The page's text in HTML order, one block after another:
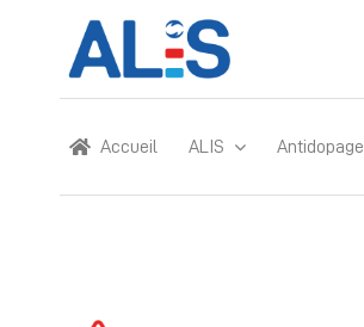
Accueil ALIS Antidopage